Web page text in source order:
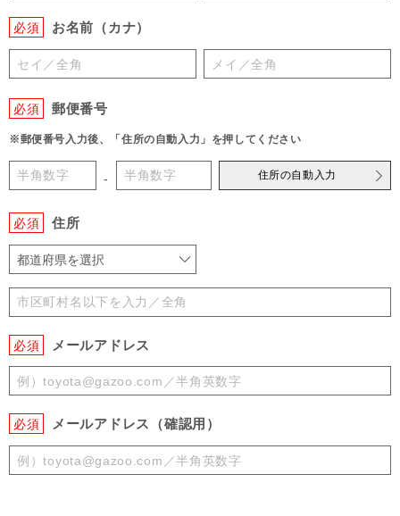
必須 お名前（カナ）
必須 郵便番号
※郵便番号入力後、「住所の自動入力」を押してください
- 住所の自動入力
必須 住所
都道府県を選択
必須 メールアドレス
必須 メールアドレス（確認用）